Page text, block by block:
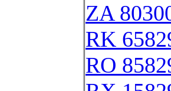
ZA
RK
RO